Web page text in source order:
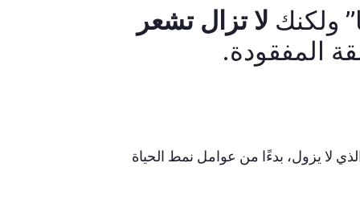
ولكنك لا تزال تشعر
المفقودة.
لا يزول، بدءًا من عوامل نمط الحياة